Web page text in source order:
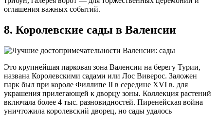
оглашения важных событий.
8. Королевские сады в Валенсии
Это крупнейшая парковая зона Валенсии на берегу Турии,
названа Королевскими садами или Лос Виверос. Заложен
парк был при короле Филлипе II в середине XVI в. для
украшения прилегающей к дворцу зоны. Коллекция растений
включала более 4 тыс. разновидностей. Пиренейская война
уничтожила королевский дворец, но сады удалось